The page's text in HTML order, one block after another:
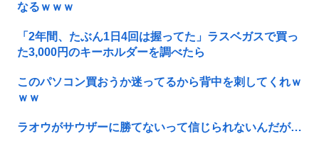
なるｗｗｗ
「2年間、たぶん1日4回は握ってた」ラスベガスで買っ
た3,000円のキーホルダーを調べたら
このパソコン買おうか迷ってるから背中を刺してくれｗ
ｗｗ
ラオウがサウザーに勝てないって信じられないんだが…